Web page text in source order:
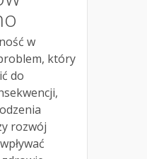
w
który
do
rozwój